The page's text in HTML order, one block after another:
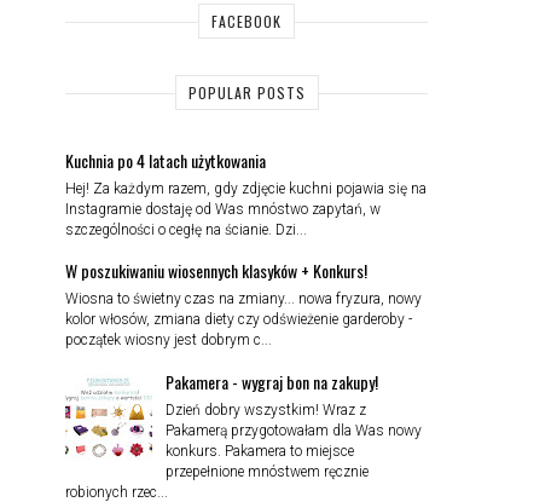
FACEBOOK
POPULAR POSTS
Kuchnia po 4 latach użytkowania
Hej! Za każdym razem, gdy zdjęcie kuchni pojawia się na
Instagramie dostaję od Was mnóstwo zapytań, w
szczególności o cegłę na ścianie. Dzi...
W poszukiwaniu wiosennych klasyków + Konkurs!
Wiosna to świetny czas na zmiany... nowa fryzura, nowy
kolor włosów, zmiana diety czy odświeżenie garderoby -
początek wiosny jest dobrym c...
Pakamera - wygraj bon na zakupy!
Dzień dobry wszystkim! Wraz z
Pakamerą przygotowałam dla Was nowy
konkurs. Pakamera to miejsce
przepełnione mnóstwem ręcznie
robionych rzec...